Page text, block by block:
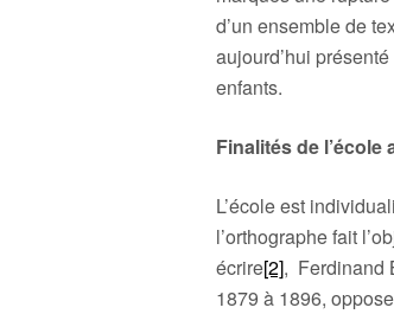
d’un ensemble de
aujourd’hui
enfants.
Finalités de l’école
L’école est
l’orthographe fait
écrire[2], Ferdinand
1879 à 1896,